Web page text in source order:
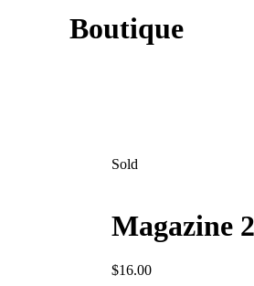
Boutique
Sold
Magazine 2
$16.00